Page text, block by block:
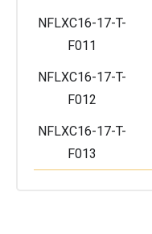
NFLXC16-17-T-
F011
NFLXC16-17-T-
F012
NFLXC16-17-T-
F013